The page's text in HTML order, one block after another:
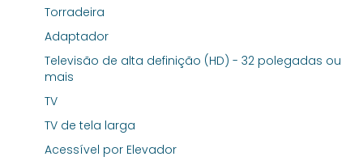
Torradeira
Adaptador
Televisão de alta definição (HD) - 32 polegadas ou
mais
TV
TV de tela larga
Acessível por Elevador